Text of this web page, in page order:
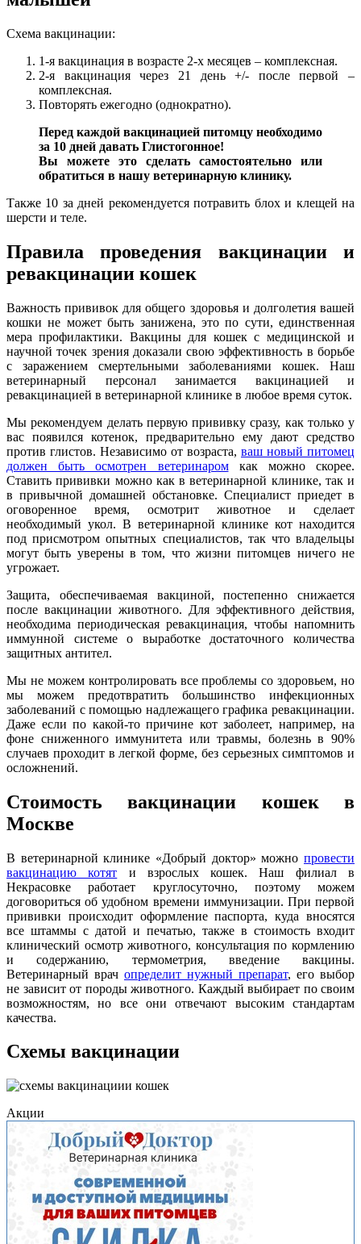
Схема вакцинации:
1-я вакцинация в возрасте 2-х месяцев – комплексная.
2-я вакцинация через 21 день +/- после первой –
комплексная.
Повторять ежегодно (однократно).
Перед каждой вакцинацией питомцу необходимо
за 10 дней давать Глистогонное!
Вы можете это сделать самостоятельно или
обратиться в нашу ветеринарную клинику.
Также 10 за дней рекомендуется потравить блох и клещей на
шерсти и теле.
Правила проведения вакцинации и
ревакцинации кошек
Важность прививок для общего здоровья и долголетия вашей
кошки не может быть занижена, это по сути, единственная
мера профилактики. Вакцины для кошек с медицинской и
научной точек зрения доказали свою эффективность в борьбе
с заражением смертельными заболеваниями кошек. Наш
ветеринарный персонал занимается вакцинацией и
ревакцинацией в ветеринарной клинике в любое время суток.
Мы рекомендуем делать первую прививку сразу, как только у
вас появился котенок, предварительно ему дают средство
против глистов. Независимо от возраста, ваш новый питомец
должен быть осмотрен ветеринаромкак можно скорее.
Ставить прививки можно как в ветеринарной клинике, так и
в привычной домашней обстановке. Специалист приедет в
оговоренное время, осмотрит животное и сделает
необходимый укол. В ветеринарной клинике кот находится
под присмотром опытных специалистов, так что владельцы
могут быть уверены в том, что жизни питомцев ничего не
угрожает.
Защита, обеспечиваемая вакциной, постепенно снижается
после вакцинации животного. Для эффективного действия,
необходима периодическая ревакцинация, чтобы напомнить
иммунной системе о выработке достаточного количества
защитных антител.
Мы не можем контролировать все проблемы со здоровьем, но
мы можем предотвратить большинство инфекционных
заболеваний с помощью надлежащего графика ревакцинации.
Даже если по какой-то причине кот заболеет, например, на
фоне сниженного иммунитета или травмы, болезнь в 90%
случаев проходит в легкой форме, без серьезных симптомов и
осложнений.
Стоимость вакцинации кошек в
Москве
В ветеринарной клинике «Добрый доктор» можно провести
вакцинацию котят и взрослых кошек. Наш филиал в
Некрасовке работает круглосуточно, поэтому можем
договориться об удобном времени иммунизации. При первой
прививки происходит оформление паспорта, куда вносятся
все штаммы с датой и печатью, также в стоимость входит
клинический осмотр животного, консультация по кормлению
и содержанию, термометрия, введение вакцины.
Ветеринарный врач определит нужный препарат, его выбор
не зависит от породы животного. Каждый выбирает по своим
возможностям, но все они отвечают высоким стандартам
качества.
Схемы вакцинации
Акции